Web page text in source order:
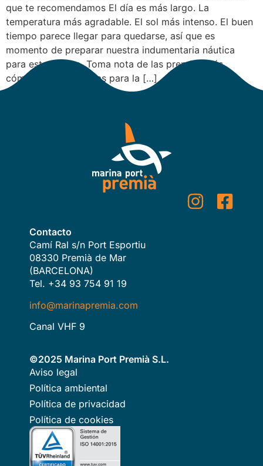
que te recomendamos El día es más largo. La
temperatura más agradable. El sol más intenso. El buen
tiempo parece llegar para quedarse, así que es
momento de preparar nuestra indumentaria náutica
para este verano. Toma nota de las prendas más
cómodas y adecuadas para la […]
Contacto
Camí Ral s/n Port Esportiu
08330 Premià de Mar
(BARCELONA)
Tel. +34 93 754 91 19
info@marinapremia.com
Canal VHF 9
©2025 Marina Port Premià S.L.
Aviso legal
Política ambiental
Política de privacidad
Política de cookies